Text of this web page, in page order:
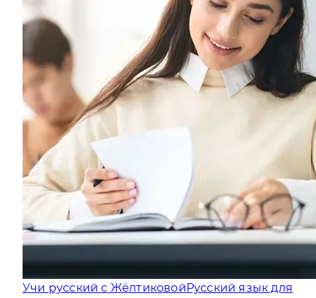
Учи русский с Жёлтиковой
всех